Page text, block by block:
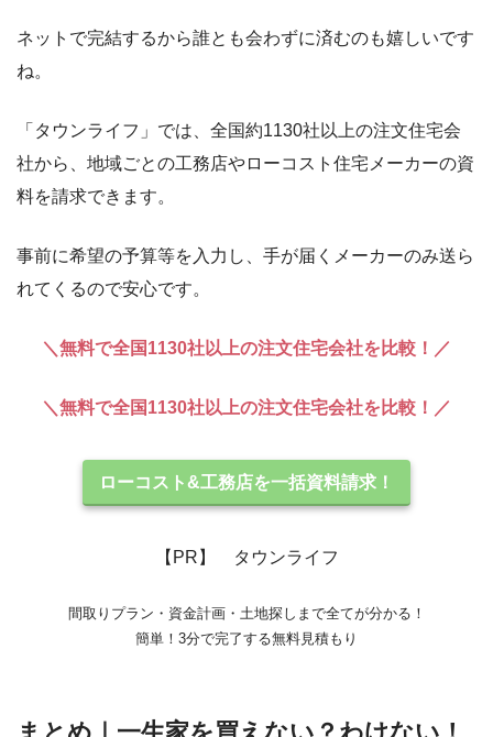
ネットで完結するから誰とも会わずに済むのも嬉しいです
ね。
「タウンライフ」では、全国約1130社以上の注文住宅会
社から、地域ごとの工務店やローコスト住宅メーカーの資
料を請求できます。
事前に希望の予算等を入力し、手が届くメーカーのみ送ら
れてくるので安心です。
＼無料で全国1130社以上の注文住宅会社を比較！／
＼無料で全国1130社以上の注文住宅会社を比較！／
ローコスト&工務店を一括資料請求！
【PR】 タウンライフ
間取りプラン・資金計画・土地探しまで全てが分かる！
簡単！3分で完了する無料見積もり